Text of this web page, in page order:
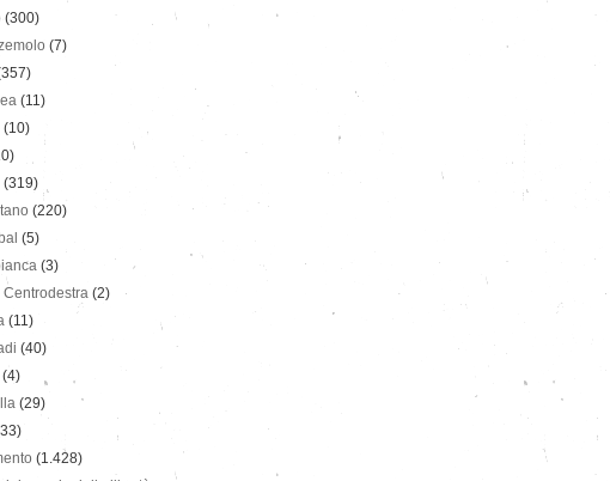
(300)
(7)
(11)
(10)
(319)
(220)
(5)
(3)
Centrodestra (2)
(11)
(40)
(4)
(29)
(1.428)